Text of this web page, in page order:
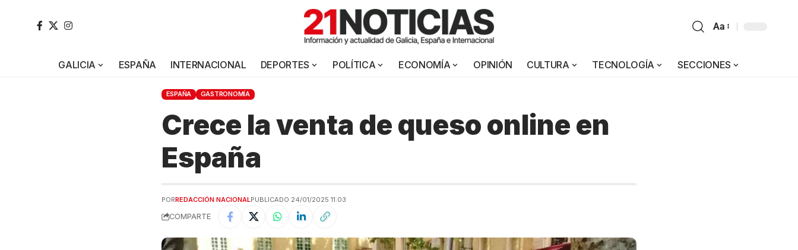
Aa
GALICIA ESPAÑA INTERNACIONAL DEPORTES POLÍTICA ECONOMÍA OPINIÓN CULTURA TECNOLOGÍA SECCIONES
ESPAÑA GASTRONOMÍA
Crece la venta de queso online en
España
PORREDACCIÓN NACIONALPUBLICADO 24/01/2025 11:03
COMPARTE